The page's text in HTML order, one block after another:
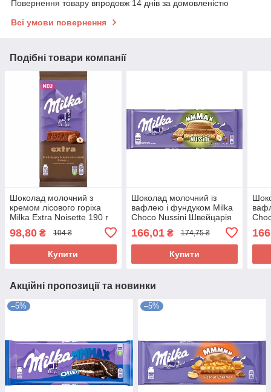
Повернення товару впродовж 14 днів за домовленістю
Всі умови повернення
Подібні товари компанії
Шоколад молочний з
кремом лісового горіха
Milka Extra Noisette 190 г
98,80 ₴ 104 ₴
Купити
Шоколад молочний із
вафлею і фундуком Milka
Choco Nussini Швейцарія
166,01₴ 174,75 ₴
Купити
Акційні пропозиції та новинки
–5% –5%